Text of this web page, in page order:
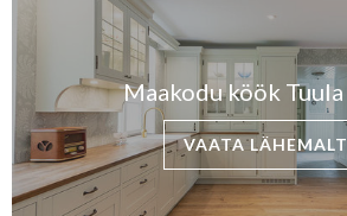
Maakodu köök Tuula
VAATA LÄHEMALT